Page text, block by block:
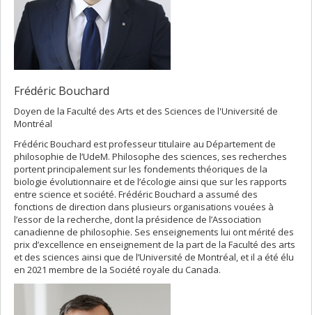
Frédéric Bouchard
Doyen de la Faculté des Arts et des Sciences de l'Université de
Montréal
Frédéric Bouchard est professeur titulaire au Département de
philosophie de l’UdeM. Philosophe des sciences, ses recherches
portent principalement sur les fondements théoriques de la
biologie évolutionnaire et de l’écologie ainsi que sur les rapports
entre science et société. Frédéric Bouchard a assumé des
fonctions de direction dans plusieurs organisations vouées à
l’essor de la recherche, dont la présidence de l’Association
canadienne de philosophie. Ses enseignements lui ont mérité des
prix d’excellence en enseignement de la part de la Faculté des arts
et des sciences ainsi que de l’Université de Montréal, et il a été élu
en 2021 membre de la Société royale du Canada.